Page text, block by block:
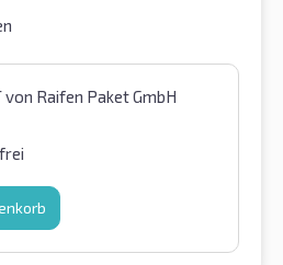
von Raifen Paket GmbH